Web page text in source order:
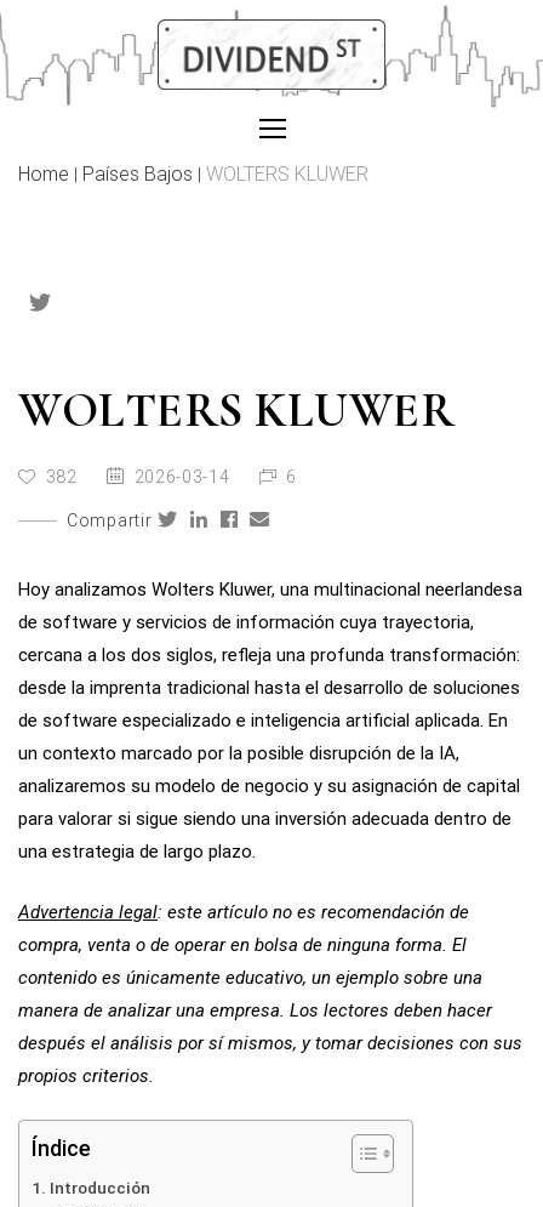
Skip
to
content
Home Países Bajos WOLTERS KLUWER
WOLTERS KLUWER
382 2026-03-14 6
Compartir
Hoy analizamos Wolters Kluwer, una multinacional neerlandesa
de software y servicios de información cuya trayectoria,
cercana a los dos siglos, refleja una profunda transformación:
desde la imprenta tradicional hasta el desarrollo de soluciones
de software especializado e inteligencia artificial aplicada. En
un contexto marcado por la posible disrupción de la IA,
analizaremos su modelo de negocio y su asignación de capital
para valorar si sigue siendo una inversión adecuada dentro de
una estrategia de largo plazo.
Advertencia legal: este artículo no es recomendación de
compra, venta o de operar en bolsa de ninguna forma. El
contenido es únicamente educativo, un ejemplo sobre una
manera de analizar una empresa. Los lectores deben hacer
después el análisis por sí mismos, y tomar decisiones con sus
propios criterios.
Índice
Introducción